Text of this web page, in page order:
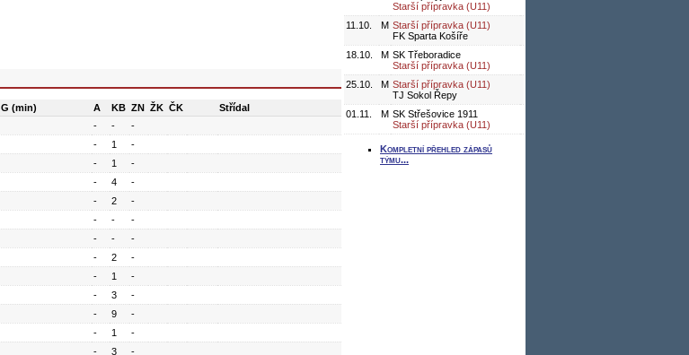
G (min) A KB ZN ŽK ČK
Střídal
- -
-
- 1
-
- 1
-
- 4
-
- 2
-
- -
-
- -
-
- 2
-
- 1
-
- 3
-
- 9
-
- 1
-
- 3 -
Starší přípravka (U11)
11.10.
M Starší přípravka (U11)
FK Sparta Košíře
18.10.
M SK Třeboradice
Starší přípravka (U11)
25.10.
M Starší přípravka (U11)
TJ Sokol Řepy
01.11.
M SK Střešovice 1911
Starší přípravka (U11)
Kompletní přehled zápasů
týmu...